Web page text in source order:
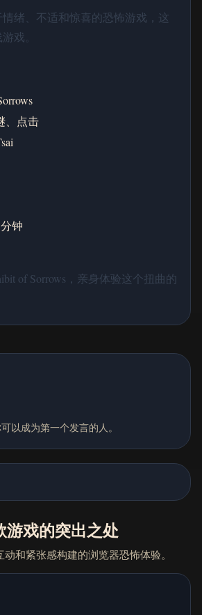
绪、不适和惊喜的恐怖游戏，这
戏。
、点击
钟
of Sorrows，亲身体验这个扭曲的
以成为第一个发言的人。
游戏的突出之处
和紧张感构建的浏览器恐怖体验。